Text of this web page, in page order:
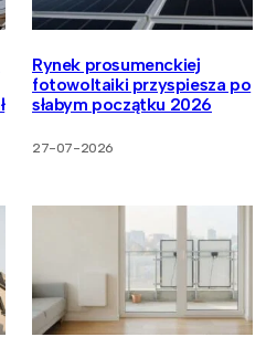
Rynek prosumenckiej
fotowoltaiki przyspiesza po
słabym początku 2026
27-07-2026